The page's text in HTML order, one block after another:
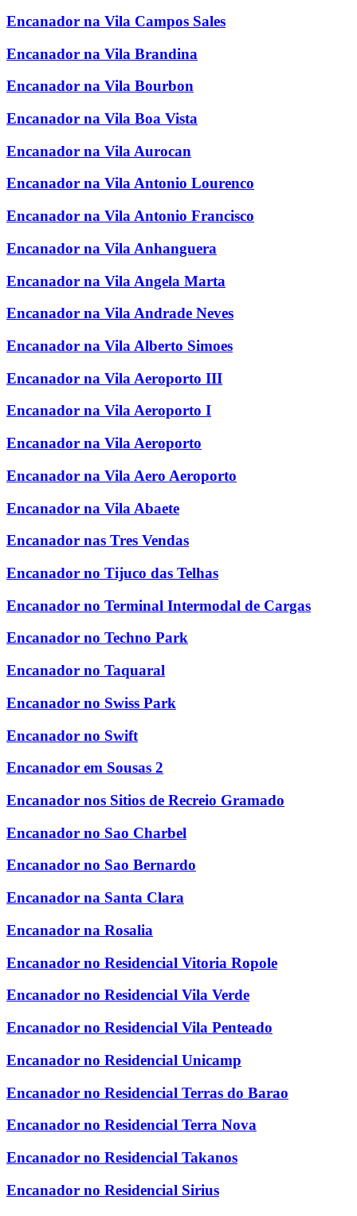
Encanador na Vila Campos Sales
Encanador na Vila Brandina
Encanador na Vila Bourbon
Encanador na Vila Boa Vista
Encanador na Vila Aurocan
Encanador na Vila Antonio Lourenco
Encanador na Vila Antonio Francisco
Encanador na Vila Anhanguera
Encanador na Vila Angela Marta
Encanador na Vila Andrade Neves
Encanador na Vila Alberto Simoes
Encanador na Vila Aeroporto III
Encanador na Vila Aeroporto I
Encanador na Vila Aeroporto
Encanador na Vila Aero Aeroporto
Encanador na Vila Abaete
Encanador nas Tres Vendas
Encanador no Tijuco das Telhas
Encanador no Terminal Intermodal de Cargas
Encanador no Techno Park
Encanador no Taquaral
Encanador no Swiss Park
Encanador no Swift
Encanador em Sousas 2
Encanador nos Sitios de Recreio Gramado
Encanador no Sao Charbel
Encanador no Sao Bernardo
Encanador na Santa Clara
Encanador na Rosalia
Encanador no Residencial Vitoria Ropole
Encanador no Residencial Vila Verde
Encanador no Residencial Vila Penteado
Encanador no Residencial Unicamp
Encanador no Residencial Terras do Barao
Encanador no Residencial Terra Nova
Encanador no Residencial Takanos
Encanador no Residencial Sirius